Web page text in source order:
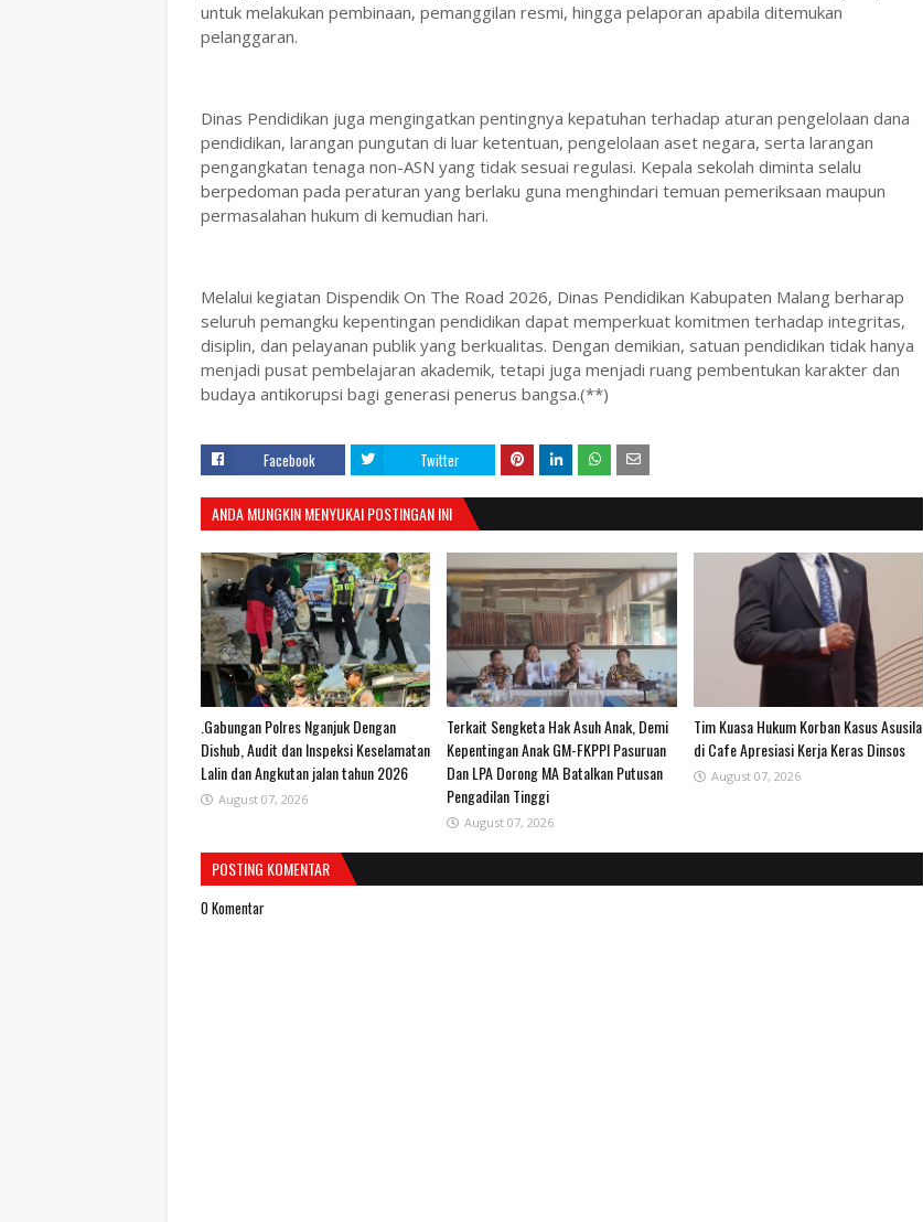
untuk melakukan pembinaan, pemanggilan resmi, hingga pelaporan apabila ditemukan
pelanggaran.
Dinas Pendidikan juga mengingatkan pentingnya kepatuhan terhadap aturan pengelolaan dana
pendidikan, larangan pungutan di luar ketentuan, pengelolaan aset negara, serta larangan
pengangkatan tenaga non-ASN yang tidak sesuai regulasi. Kepala sekolah diminta selalu
berpedoman pada peraturan yang berlaku guna menghindari temuan pemeriksaan maupun
permasalahan hukum di kemudian hari.
Melalui kegiatan Dispendik On The Road 2026, Dinas Pendidikan Kabupaten Malang berharap
seluruh pemangku kepentingan pendidikan dapat memperkuat komitmen terhadap integritas,
disiplin, dan pelayanan publik yang berkualitas. Dengan demikian, satuan pendidikan tidak hanya
menjadi pusat pembelajaran akademik, tetapi juga menjadi ruang pembentukan karakter dan
budaya antikorupsi bagi generasi penerus bangsa.(**)
Facebook Twitter
ANDA MUNGKIN MENYUKAI POSTINGAN INI
.Gabungan Polres Nganjuk Dengan
Dishub, Audit dan Inspeksi Keselamatan
Lalin dan Angkutan jalan tahun 2026
August 07, 2026
Terkait Sengketa Hak Asuh Anak, Demi
Kepentingan Anak GM-FKPPI Pasuruan
Dan LPA Dorong MA Batalkan Putusan
Pengadilan Tinggi
August 07, 2026
Tim Kuasa Hukum Korban Kasus Asusila
di Cafe Apresiasi Kerja Keras Dinsos
August 07, 2026
POSTING KOMENTAR
0 Komentar